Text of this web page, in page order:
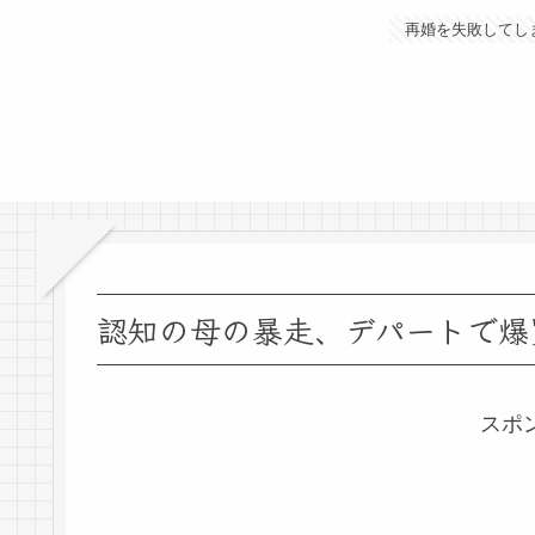
再婚を失敗してし
認知の母の暴走、デパートで
スポ